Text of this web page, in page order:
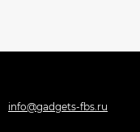
info@gadgets-fbs.ru